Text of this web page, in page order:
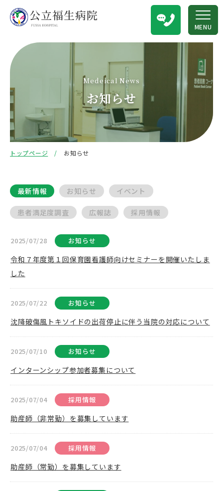
MENU
Medeical News
お知らせ
トップページ お知らせ
最新情報 お知らせ イベント
患者満足度調査 広報誌 採用情報
2025/07/28 お知らせ
令和７年度第１回保育園看護師向けセミナーを開催いたしま
した
2025/07/22 お知らせ
沈降破傷風トキソイドの出荷停止に伴う当院の対応について
2025/07/10 お知らせ
インターンシップ参加者募集について
2025/07/04 採用情報
助産師（非常勤）を募集しています
2025/07/04 採用情報
助産師（常勤）を募集しています